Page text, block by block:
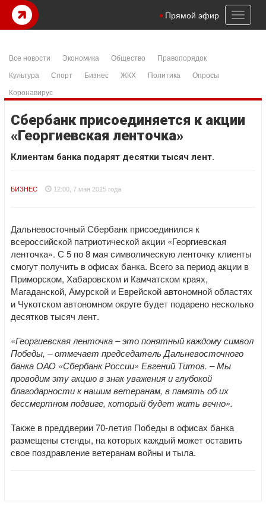
Toggle
Прямой эфир
Все новости Экономика Общество
Правопорядок
Культура
Спорт Бизнес ЖКХ Политика
Опросы
Коронавирус
Сбербанк присоединяется к акции
«Георгиевская ленточка»
Клиентам банка подарят десятки тысяч лент.
БИЗНЕС 12:00, 7 мая 2015 года
Дальневосточный Сбербанк присоединился к
всероссийской патриотической акции «Георгиевская
ленточка». С 5 по 8 мая символическую ленточку клиенты
смогут получить в офисах банка. Всего за период акции в
Приморском, Хабаровском и Камчатском краях,
Магаданской, Амурской и Еврейской автономной областях
и Чукотском автономном округе будет подарено несколько
десятков тысяч лент.
«Георгиевская ленточка – это понятный каждому символ
Победы, – отмечает председатель Дальневосточного
банка ОАО «Сбербанк России» Евгений Титов. – Мы
проводим эту акцию в знак уважения и глубокой
благодарности к нашим ветеранам, в память об их
бессмертном подвиге, который будет жить вечно».
Также в преддверии 70-летия Победы в офисах банка
размещены стенды, на которых каждый может оставить
свое поздравление ветеранам войны и тыла.